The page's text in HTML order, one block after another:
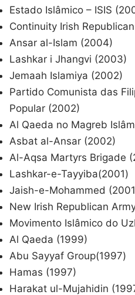
Estado Islâmico – ISIS
Continuity Irish
Ansar al-Islam (2004)
Lashkar i Jhangvi (2003)
Jemaah Islamiya (2002)
Partido Comunista das
Popular (2002)
Al Qaeda no Magreb
Asbat al-Ansar (2002)
Al-Aqsa Martyrs Brigade
Lashkar-e-Tayyiba(2001)
Jaish-e-Mohammed
New Irish Republican
Movimento Islâmico do
Al Qaeda (1999)
Abu Sayyaf Group(1997)
Hamas (1997)
Harakat ul-Mujahidin